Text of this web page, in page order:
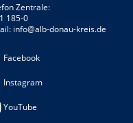
Zentrale:
185-0
info@alb-donau-kreis.de
Facebook
Instagram
YouTube